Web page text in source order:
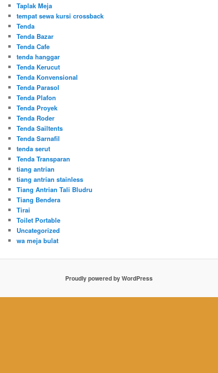
Taplak Meja
tempat sewa kursi crossback
Tenda
Tenda Bazar
Tenda Cafe
tenda hanggar
Tenda Kerucut
Tenda Konvensional
Tenda Parasol
Tenda Plafon
Tenda Proyek
Tenda Roder
Tenda Sailtents
Tenda Sarnafil
tenda serut
Tenda Transparan
tiang antrian
tiang antrian stainless
Tiang Antrian Tali Bludru
Tiang Bendera
Tirai
Toilet Portable
Uncategorized
wa meja bulat
Proudly powered by WordPress